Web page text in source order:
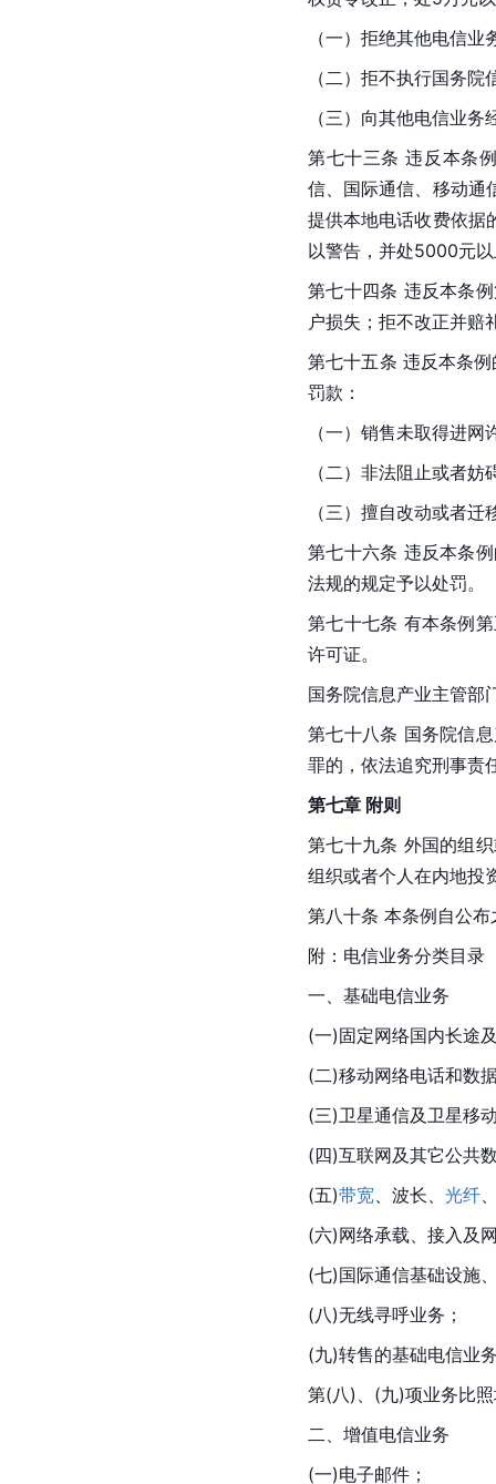
（一）拒绝其他电信业
（二）拒不执行国务
（三）向其他电信业
第七十三条 违反本条
信、国际通信、移动通
提供本地电话收费依据
以警告，并处5000元
第七十四条 违反本条
户损失；拒不改正并赔
第七十五条 违反本条
罚款：
（一）销售未取得进
（二）非法阻止或者
（三）擅自改动或者
第七十六条 违反本条
法规的规定予以处罚。
第七十七条 有本条例
许可证。
国务院信息产业主管部
第七十八条 国务院信
罪的，依法追究刑事责
第七章 附则
第七十九条 外国的组
组织或者个人在内地投
第八十条 本条例自公
附：电信业务分类目录
一、基础电信业务
(一)固定网络国内长途
(二)移动网络电话和数
(三)卫星通信及卫星移
(四)互联网及其它公共
(五)带宽 、波长、 光纤
(六)网络承载、接入及
(七)国际通信基础设施
(八)无线寻呼业务；
(九)转售的基础电信业
第(八)、(九)项业务比
二、增值电信业务
(一)电子邮件；